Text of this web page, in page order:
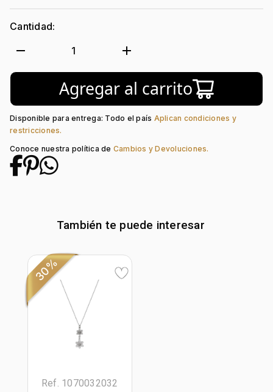
Género: Mujer
Tono Metal:
Metal: Plata Ley 925
Flores
Longitud: 17
Tipo de terminado:
Rodinado
Tipo de Broche:
Pico Loro
Cantidad:
remove 1 add
Agregar al carrito
Disponible para entrega: Todo el país Aplican condiciones y
restricciones.
Conoce nuestra política de Cambios y Devoluciones.
También te puede interesar
30%
Ref. 1070032032